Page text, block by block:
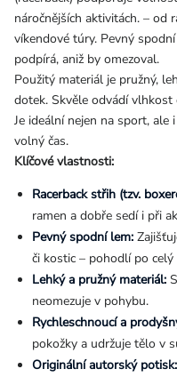
náročnějších aktivitách. – od
víkendové túry. Pevný
podpírá, aniž by omezoval.
Použitý materiál je pružný,
dotek. Skvěle odvádí
Je ideální nejen na sport,
volný čas.
Klíčové vlastnosti:
Racerback střih (tzv.
ramen a dobře sedí i při
Pevný spodní lem:
či kostic – pohodlí po celý
Lehký a pružný materiál:
neomezuje v pohybu.
Rychleschnoucí a
pokožky a udržuje tělo v
Originální autorský potisk: